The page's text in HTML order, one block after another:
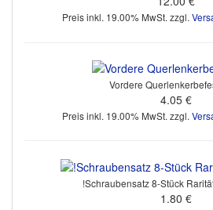
Preis inkl. 19.00% MwSt. zzgl.
Vordere
4.05 €
Preis inkl. 19.00% MwSt. zzgl.
!Schraubensatz 8-Stück
1.80 €